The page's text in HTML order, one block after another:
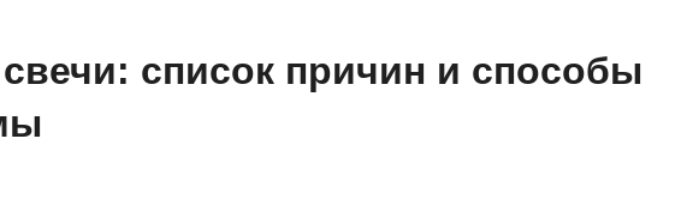
список причин и способы